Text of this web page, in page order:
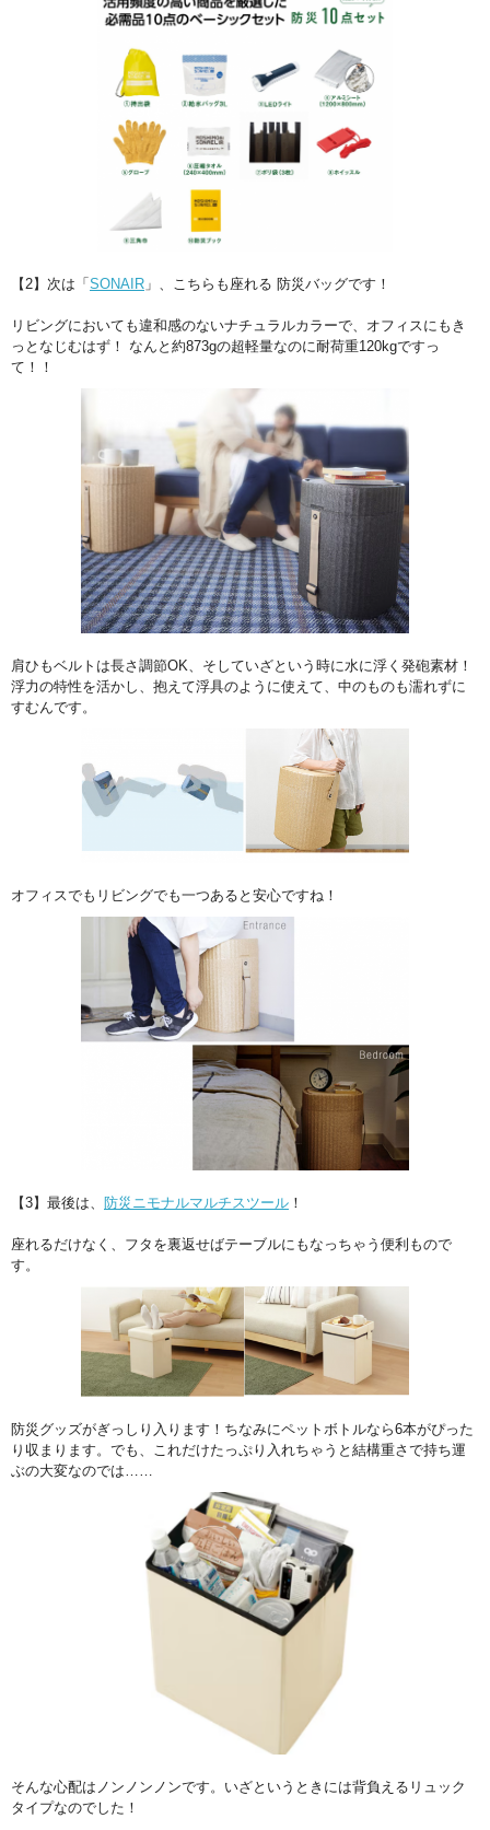
【2】次は「 SONAIR 」、こちらも座れる 防災バッグです！
リビングにおいても違和感のないナチュラルカラーで、オフィスにもき
っとなじむはず！ なんと約873gの超軽量なのに耐荷重120kgですっ
て！！
肩ひもベルトは長さ調節OK、そしていざという時に水に浮く発砲素材！
浮力の特性を活かし、抱えて浮具のように使えて、中のものも濡れずに
すむんです。
オフィスでもリビングでも一つあると安心ですね！
【3】最後は、 防災ニモナルマルチスツール ！
座れるだけなく、フタを裏返せばテーブルにもなっちゃう便利もので
す。
防災グッズがぎっしり入ります！ちなみにペットボトルなら6本がぴった
り収まります。でも、これだけたっぷり入れちゃうと結構重さで持ち運
ぶの大変なのでは……
そんな心配はノンノンノンです。いざというときには背負えるリュック
タイプなのでした！